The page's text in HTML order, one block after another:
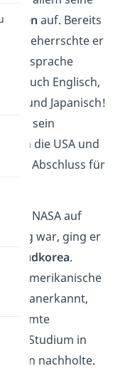
auf. Bereits
beherrschte er
auch Englisch,
und Japanisch!
er für sein
in die USA und
Abschluss für
der NASA auf
war, ging er
Südkorea.
die amerikanische
anerkannt,
gesamte
das Studium in
nachholte.